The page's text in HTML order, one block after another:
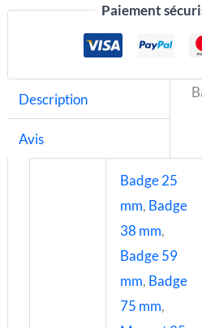
Paiement
Description
Avis
Badge 25
mm, Badge
38 mm,
Badge 59
mm, Badge
75 mm,